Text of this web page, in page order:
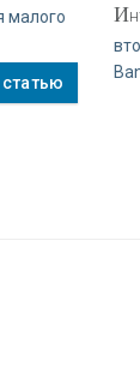
малого
статью
И